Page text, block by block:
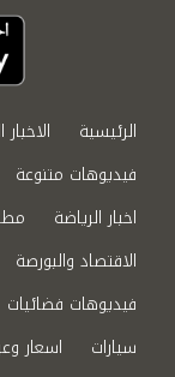
الرئيسية
فيديوهات متنوعة
اخبار الرياضة
الاقتصاد والبورصة
فيديوهات فضائيات
سيارات
اسعار